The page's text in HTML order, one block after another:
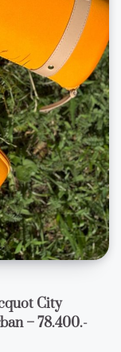
City
– 78.400.-